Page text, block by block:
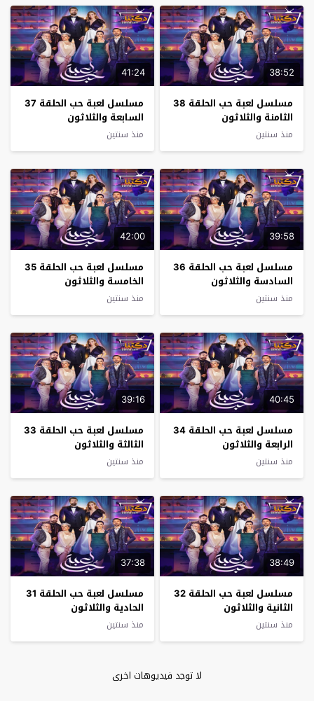
38:52
مسلسل لعبة حب الحلقة 38
الثامنة والثلاثون
منذ سنتين
41:24
مسلسل لعبة حب الحلقة 37
السابعة والثلاثون
منذ سنتين
39:58
مسلسل لعبة حب الحلقة 36
السادسة والثلاثون
منذ سنتين
42:00
مسلسل لعبة حب الحلقة 35
الخامسة والثلاثون
منذ سنتين
40:45
مسلسل لعبة حب الحلقة 34
الرابعة والثلاثون
منذ سنتين
39:16
مسلسل لعبة حب الحلقة 33
الثالثة والثلاثون
منذ سنتين
38:49
مسلسل لعبة حب الحلقة 32
الثانية والثلاثون
منذ سنتين
37:38
مسلسل لعبة حب الحلقة 31
الحادية والثلاثون
منذ سنتين
لا توجد فيديوهات اخرى